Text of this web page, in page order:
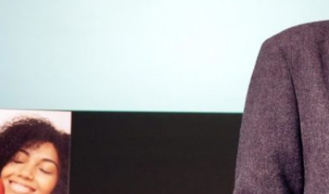
riqueza localy
en el entorno.
Promovemos
satisfacción y
de las
trabajadoras.